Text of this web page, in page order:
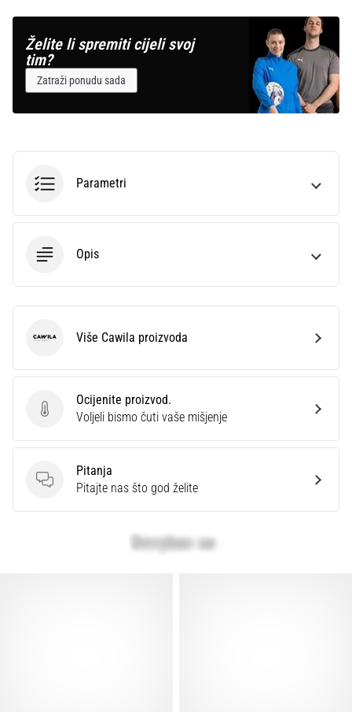
Želite li spremiti cijeli svoj
tim?
Zatraži ponudu sada
Parametri
Opis
Ocijenite proizvod.
Ocijenite proizvod.
Voljeli bismo čuti vaše mišjenje
Pitanja
Pitanja
Pitajte nas što god želite
Cawila Više Cawila proizvoda